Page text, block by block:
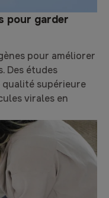
pour garder
pour améliorer
Des études
supérieure
virales en